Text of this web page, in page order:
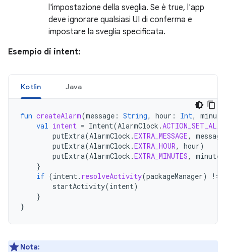
l'impostazione della sveglia. Se è true, l'app
deve ignorare qualsiasi UI di conferma e
impostare la sveglia specificata.
Esempio di intent:
Kotlin Java
fun createAlarm(message : String, hour : Int,
val intent = Intent(AlarmClock .
putExtra(AlarmClock .EXTRA_MESSAGE, message
putExtra(AlarmClock .EXTRA_HOUR, hour)
putExtra(AlarmClock .EXTRA_MINUTES, minutes
}
if (intent. resolveActivity(packageManager) !=
startActivity(intent)
}
}
Nota: